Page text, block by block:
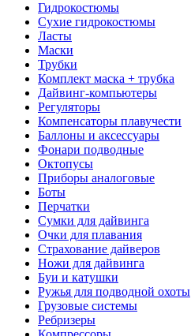
Гидрокостюмы
Сухие гидрокостюмы
Ласты
Маски
Трубки
Комплект маска + трубка
Дайвинг-компьютеры
Регуляторы
Компенсаторы плавучести
Баллоны и аксессуары
Фонари подводные
Октопусы
Приборы аналоговые
Боты
Перчатки
Сумки для дайвинга
Очки для плавания
Страхование дайверов
Ножи для дайвинга
Буи и катушки
Ружья для подводной охоты
Грузовые системы
Ребризеры